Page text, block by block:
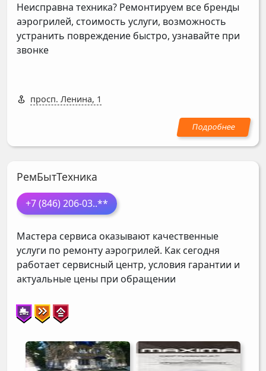
Неисправна техника? Ремонтируем все бренды
аэрогрилей, стоимость услуги, возможность
устранить повреждение быстро, узнавайте при
звонке
просп. Ленина, 1
РемБытТехника
+7 (846) 206-03..**
Мастера сервиса оказывают качественные
услуги по ремонту аэрогрилей. Как сегодня
работает сервисный центр, условия гарантии и
актуальные цены при обращении